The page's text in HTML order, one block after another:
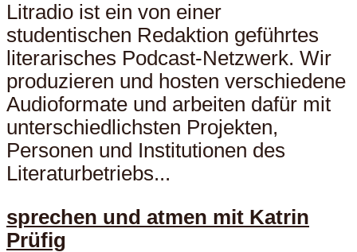
Litradio ist ein von einer
studentischen Redaktion geführtes
literarisches Podcast-Netzwerk. Wir
produzieren und hosten verschiedene
Audioformate und arbeiten dafür mit
unterschiedlichsten Projekten,
Personen und Institutionen des
Literaturbetriebs...
sprechen und atmen mit Katrin
Prüfig